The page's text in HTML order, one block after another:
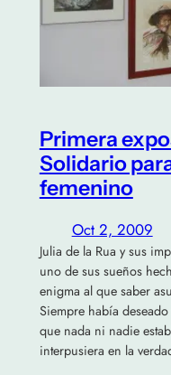
Primera
Solidario
femenino
Oct 2, 2009
Julia de la Rua y sus
uno de sus sueños
enigma al que saber
Siempre había
que nada ni nadie
interpusiera en la